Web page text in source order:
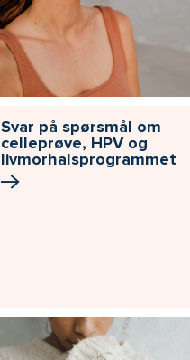
Svar på spørsmål om
celleprøve, HPV og
livmorhals­programmet